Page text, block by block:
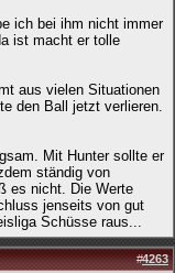
ich bei ihm nicht immer
ist macht er tolle
aus vielen Situationen
den Ball jetzt verlieren.
Mit Hunter sollte er
ständig von
es nicht. Die Werte
jenseits von gut
Schüsse raus...
#4263